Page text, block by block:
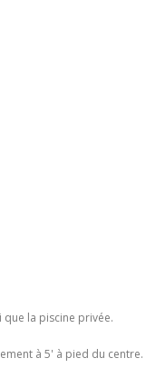
la piscine privée.
à 5' à pied du centre.